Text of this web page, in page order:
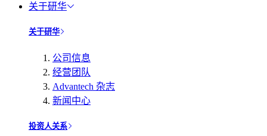
关于研华
关于研华
公司信息
经营团队
Advantech 杂志
新闻中心
投资人关系